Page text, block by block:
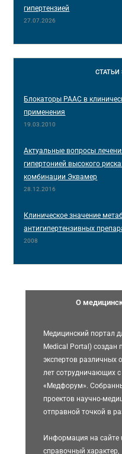
гипертензией
27.07.2026
СТАТЬИ
Блокаторы РААС в
применения
19.03.2010
Актуальные вопросы
гипертонией высокого
комбинации Эквамер
28.12.2016
Клиническое значение
антигипертензивных
2008
О
Медицинский портал
Medical Portal) создан
экспертов различных
лет сотрудничающих
«Медфорум».
проектов научно-
отправной точкой в
Информация на сайте
справочный характер,